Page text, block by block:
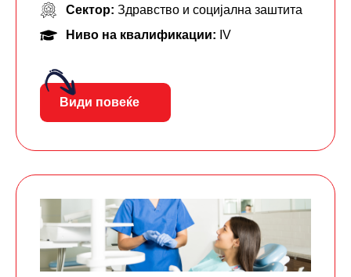
Сектор: Здравство и социјална заштита
Ниво на квалификации: IV
Види повеќе